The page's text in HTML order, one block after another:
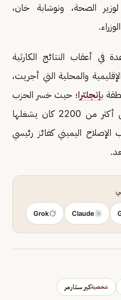
لوزير الصحة، ونوشابة خان،
في أعقاب النتائج الكارثية
والمحلية التي أجريت،
إنجلترا؛ حيث خسر الحزب
نحو 1200 مقعد من أصل أكثر من 2200 كان يشغلها
الإصلاح اليميني كفائز رئيسي
Claude
Grok
شخصيةكير ستارمر